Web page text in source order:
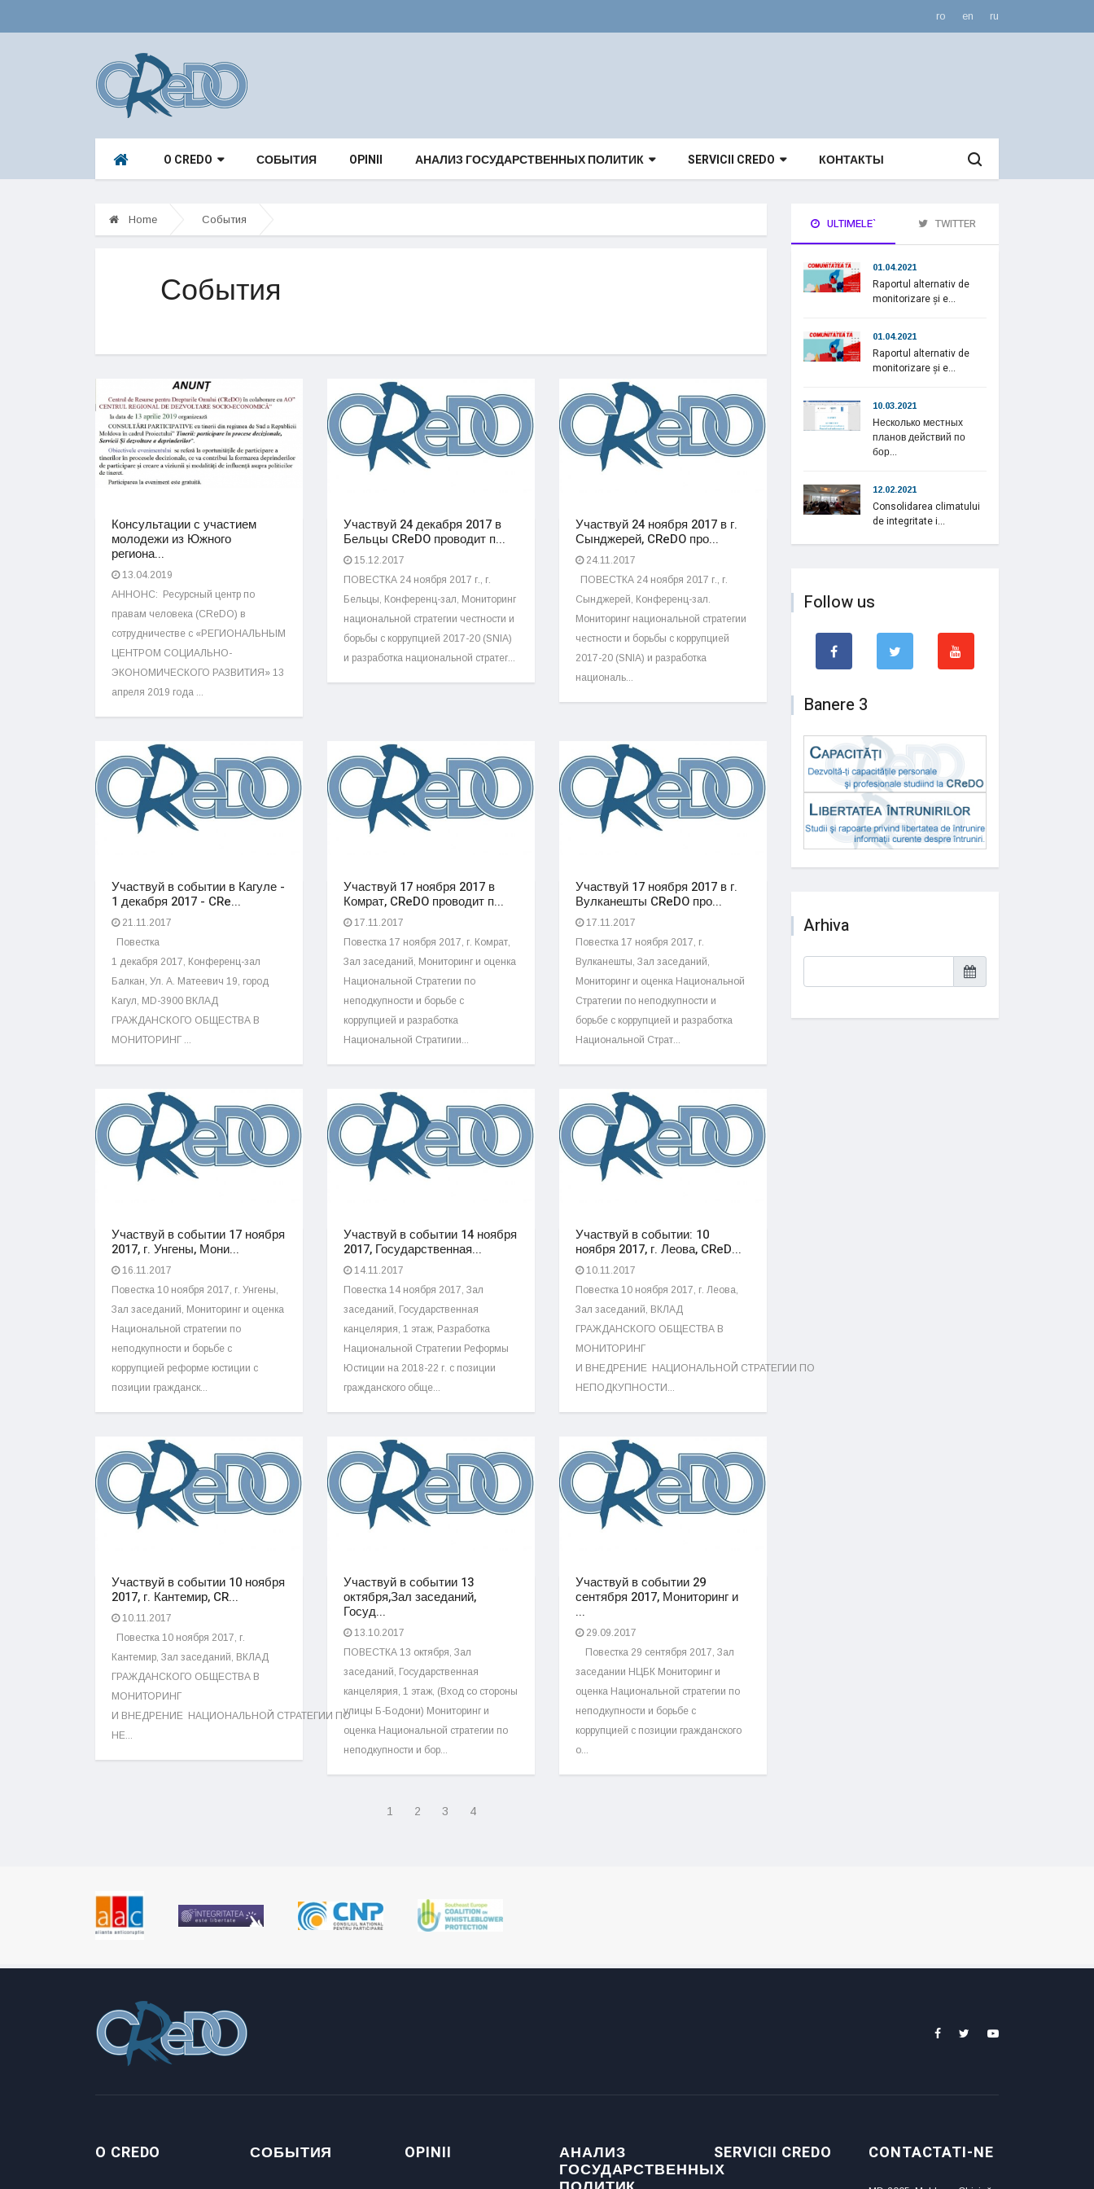
ro en ru
O CREDO СОБЫТИЯ OPINII АНАЛИЗ ГОСУДАРСТВЕННЫХ ПОЛИТИК SERVICII CREDO КОНТАКТЫ
Home События
События
Консультации с участием
молодежи из Южного
региона...
13.04.2019
АННОНС: Ресурсный центр по
правам человека (CReDO) в
сотрудничестве с «РЕГИОНАЛЬНЫМ
ЦЕНТРОМ СОЦИАЛЬНО-
ЭКОНОМИЧЕСКОГО РАЗВИТИЯ» 13
апреля 2019 года ...
Участвуй 24 декабря 2017 в
Бельцы CReDO проводит п...
15.12.2017
ПОВЕСТКА 24 ноября 2017 г., г.
Бельцы, Конференц-зал, Мониторинг
национальной стратегии честности и
борьбы с коррупцией 2017-20 (SNIA)
и разработка национальной стратег...
Участвуй 24 ноября 2017 в г.
Сынджерей, CReDO про...
24.11.2017
ПОВЕСТКА 24 ноября 2017 г., г.
Сынджерей, Конференц-зал.
Мониторинг национальной стратегии
честности и борьбы с коррупцией
2017-20 (SNIA) и разработка
националь...
Участвуй в событии в Кагуле -
1 декабря 2017 - CRe...
21.11.2017
Повестка
1 декабря 2017, Конференц-зал
Балкан, Ул. А. Матеевич 19, город
Кагул, MD-3900 ВКЛАД
ГРАЖДАНСКОГО ОБЩЕСТВА В
МОНИТОРИНГ ...
Участвуй 17 ноября 2017 в
Комрат, CReDO проводит п...
17.11.2017
Повестка 17 ноября 2017, г. Комрат,
Зал заседаний, Мониторинг и оценка
Национальной Стратегии по
неподкупности и борьбе с
коррупцией и разработка
Национальной Стратигии...
Участвуй 17 ноября 2017 в г.
Вулканешты CReDO про...
17.11.2017
Повестка 17 ноября 2017, г.
Вулканешты, Зал заседаний,
Мониторинг и оценка Национальной
Стратегии по неподкупности и
борьбе с коррупцией и разработка
Национальной Страт...
Участвуй в событии 17 ноября
2017, г. Унгены, Мони...
16.11.2017
Повестка 10 ноября 2017, г. Унгены,
Зал заседаний, Мониторинг и оценка
Национальной стратегии по
неподкупности и борьбе с
коррупцией реформе юстиции с
позиции гражданск...
Участвуй в событии 14 ноября
2017, Государственная...
14.11.2017
Повестка 14 ноября 2017, Зал
заседаний, Государственная
канцелярия, 1 этаж, Разработка
Национальной Cтратегии Реформы
Юстиции на 2018-22 г. c позиции
гражданского обще...
Участвуй в событии: 10
ноября 2017, г. Леова, CReD...
10.11.2017
Повестка 10 ноября 2017, г. Леова,
Зал заседаний, ВКЛАД
ГРАЖДАНСКОГО ОБЩЕСТВА В
МОНИТОРИНГ
И ВНЕДРЕНИЕ НАЦИОНАЛЬНОЙ СТРАТЕГИИ ПО
НЕПОДКУПНОСТИ...
Участвуй в событии 10 ноября
2017, г. Кантемир, CR...
10.11.2017
Повестка 10 ноября 2017, г.
Кантемир, Зал заседаний, ВКЛАД
ГРАЖДАНСКОГО ОБЩЕСТВА В
МОНИТОРИНГ
И ВНЕДРЕНИЕ НАЦИОНАЛЬНОЙ СТРАТЕГИИ ПО
НЕ...
Участвуй в событии 13
октября,Зал заседаний,
Госуд...
13.10.2017
ПОВЕСТКА 13 октября, Зал
заседаний, Государственная
канцелярия, 1 этаж, (Вход со стороны
улицы Б-Бодони) Мониторинг и
оценка Национальной стратегии по
неподкупности и бор...
Участвуй в событии 29
сентября 2017, Мониторинг и
...
29.09.2017
Повестка 29 сентября 2017, Зал
заседании НЦБК Мониторинг и
оценка Национальной стратегии по
неподкупности и борьбе с
коррупцией с позиции гражданского
о...
1 2 3 4
ULTIMELE` TWITTER
01.04.2021
Raportul alternativ de
monitorizare și e...
01.04.2021
Raportul alternativ de
monitorizare și e...
10.03.2021
Несколько местных
планов действий по
бор...
12.02.2021
Consolidarea climatului
de integritate i...
Follow us
Banere 3
Arhiva
O CREDO СОБЫТИЯ OPINII АНАЛИЗ
ГОСУДАРСТВЕННЫХ
SERVICII CREDO CONTACTATI-NE